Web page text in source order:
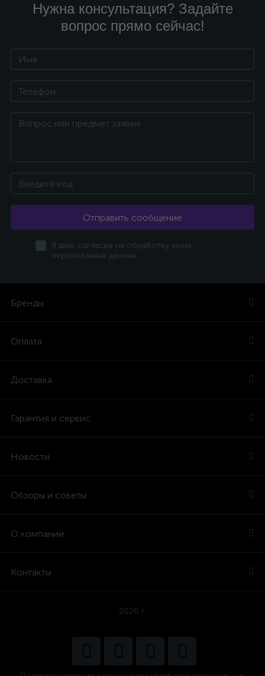
Нужна консультация? Задайте
вопрос прямо сейчас!
Отправить сообщение
Я даю согласие на обработку моих
персональных данных
Бренды
Оплата
Доставка
Гарантия и сервис
Новости
Обзоры и советы
О компании
Контакты
2026 г.